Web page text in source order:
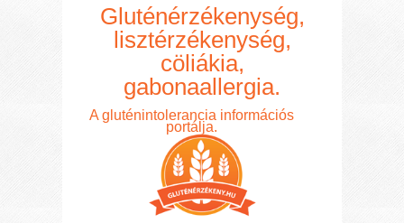
Gluténérzékenység,
lisztérzékenység,
cöliákia,
gabonaallergia.
A gluténintolerancia információs
portálja.